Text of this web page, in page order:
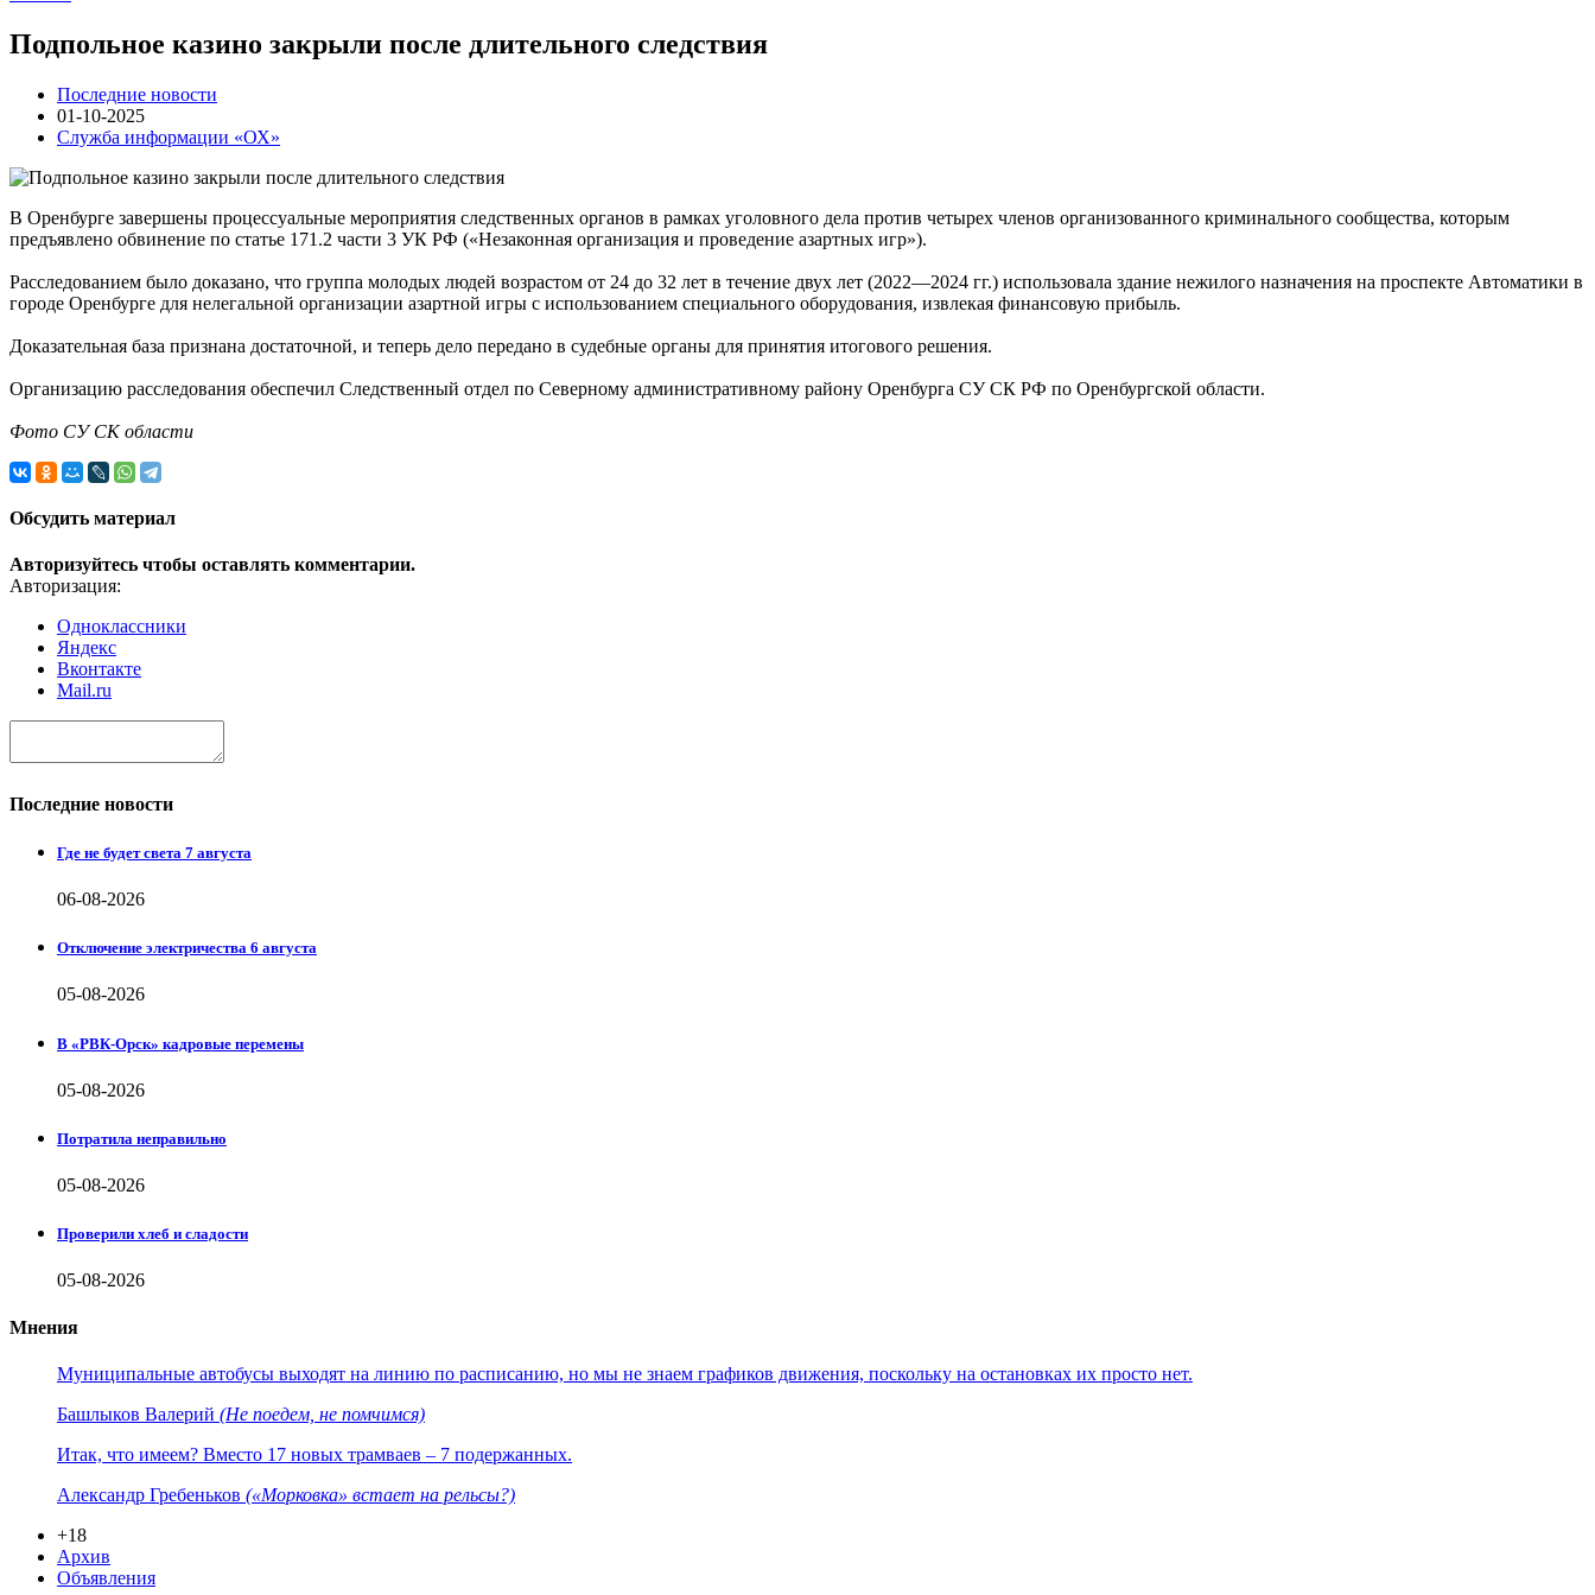
Подпольное казино закрыли после длительного следствия
Последние новости
01-10-2025
Служба информации «ОХ»
В Оренбурге завершены процессуальные мероприятия следственных органов в рамках уголовного дела против четырех членов организованного криминального сообщества, которым
предъявлено обвинение по статье 171.2 части 3 УК РФ («Незаконная организация и проведение азартных игр»).
Расследованием было доказано, что группа молодых людей возрастом от 24 до 32 лет в течение двух лет (2022—2024 гг.) использовала здание нежилого назначения на проспекте Автоматики в
городе Оренбурге для нелегальной организации азартной игры с использованием специального оборудования, извлекая финансовую прибыль.
Доказательная база признана достаточной, и теперь дело передано в судебные органы для принятия итогового решения.
Организацию расследования обеспечил Следственный отдел по Северному административному району Оренбурга СУ СК РФ по Оренбургской области.
Фото СУ СК области
Обсудить материал
Авторизуйтесь чтобы оставлять комментарии.
Авторизация:
Одноклассники
Яндекс
Вконтакте
Mail.ru
Последние новости
Где не будет света 7 августа
06-08-2026
Отключение электричества 6 августа
05-08-2026
В «РВК-Орск» кадровые перемены
05-08-2026
Потратила неправильно
05-08-2026
Проверили хлеб и сладости
05-08-2026
Мнения
Муниципальные автобусы выходят на линию по расписанию, но мы не знаем графиков движения, поскольку на остановках их просто нет.
Башлыков Валерий (Не поедем, не помчимся)
Итак, что имеем? Вместо 17 новых трамваев – 7 подержанных.
Александр Гребеньков («Морковка» встает на рельсы?)
+18
Архив
Объявления